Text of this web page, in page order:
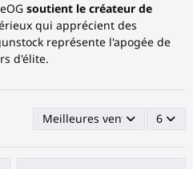
soutient le créateur de
qui apprécient des
représente l'apogée de
d'élite.
Meilleures ventes en6